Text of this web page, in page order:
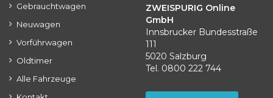
Gebrauchtwagen
Neuwagen
Vorführwagen
Oldtimer
Alle Fahrzeuge
ZWEISPURIG Online
GmbH
Innsbrucker Bundesstraße
111
5020 Salzburg
Tel. 0800 222 744